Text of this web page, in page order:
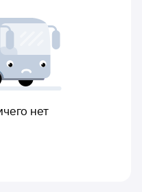
нет